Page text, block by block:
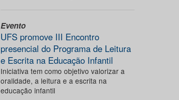
Evento
UFS promove III Encontro
presencial do Programa de Leitura
e Escrita na Educação Infantil
Iniciativa tem como objetivo valorizar a
oralidade, a leitura e a escrita na
educação infantil